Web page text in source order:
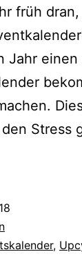
früh
Stress
,